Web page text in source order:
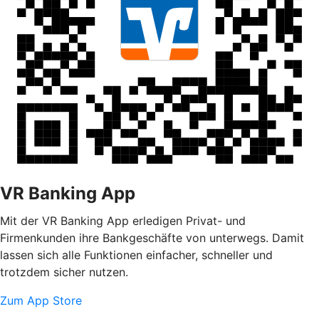
VR Banking App
Mit der VR Banking App erledigen Privat- und
Firmenkunden ihre Bankgeschäfte von unterwegs. Damit
lassen sich alle Funktionen einfacher, schneller und
trotzdem sicher nutzen.
Zum App Store